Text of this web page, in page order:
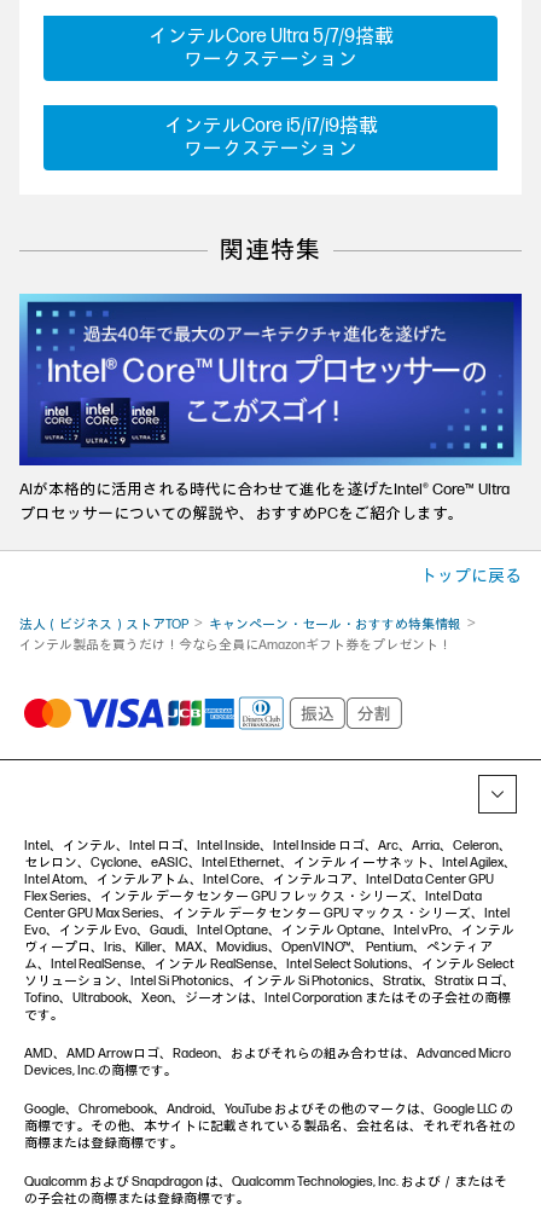
インテルCore Ultra 5/7/9搭載
ワークステーション
インテルCore i5/i7/i9搭載
ワークステーション
関連特集
AIが本格的に活用される時代に合わせて進化を遂げたIntel® Core™ Ultra
プロセッサーについての解説や、おすすめPCをご紹介します。
トップに戻る
法人（ビジネス）ストアTOP
キャンペーン・セール・おすすめ特集情報
インテル製品を買うだけ！今なら全員にAmazonギフト券をプレゼント！
Intel、インテル、Intel ロゴ、Intel Inside、Intel Inside ロゴ、Arc、Arria、Celeron、
セレロン、Cyclone、eASIC、Intel Ethernet、インテル イーサネット、Intel Agilex、
Intel Atom、インテルアトム、Intel Core、インテルコア、Intel Data Center GPU
Flex Series、インテル データセンター GPU フレックス・シリーズ、Intel Data
Center GPU Max Series、インテル データセンター GPU マックス・シリーズ、Intel
Evo、インテル Evo、Gaudi、Intel Optane、インテル Optane、Intel vPro、インテル
ヴィープロ、Iris、Killer、MAX、Movidius、OpenVINO™、 Pentium、ペンティア
ム、Intel RealSense、インテル RealSense、Intel Select Solutions、インテル Select
ソリューション、Intel Si Photonics、インテル Si Photonics、Stratix、Stratix ロゴ、
Tofino、Ultrabook、Xeon、ジーオンは、Intel Corporation またはその子会社の商標
です。
AMD、AMD Arrowロゴ、Radeon、およびそれらの組み合わせは、Advanced Micro
Devices, Inc.の商標です。
Google、Chromebook、Android、YouTube およびその他のマークは、Google LLC の
商標です。その他、本サイトに記載されている製品名、会社名は、それぞれ各社の
商標または登録商標です。
Qualcomm および Snapdragon は、Qualcomm Technologies, Inc. および／またはそ
の子会社の商標または登録商標です。